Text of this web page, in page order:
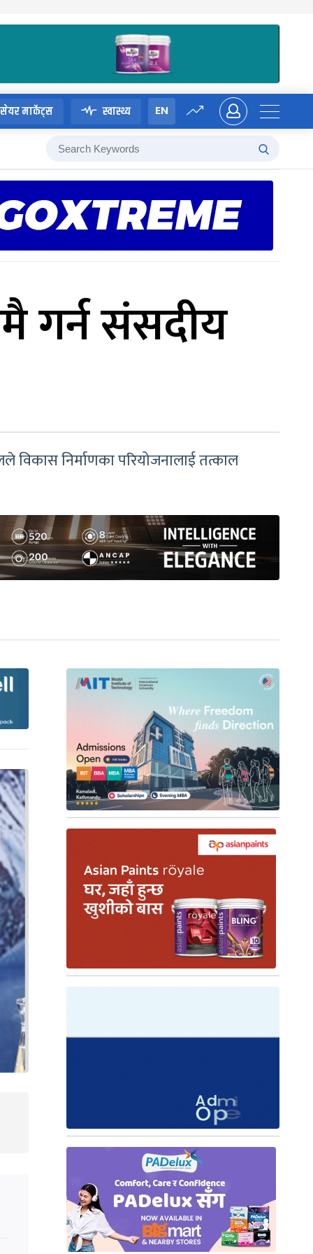
सेयर मार्केट्स स्वास्थ्य EN
गर्न संसदीय
निर्माणका परियोजनालाई तत्काल